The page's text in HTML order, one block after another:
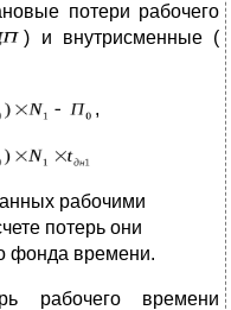
потери рабочего
) и внутрисменные (
,
рабочими
потерь они
фонда времени.
рабочего времени